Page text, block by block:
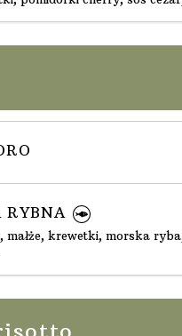
RYBNA
małże, krewetki, morska